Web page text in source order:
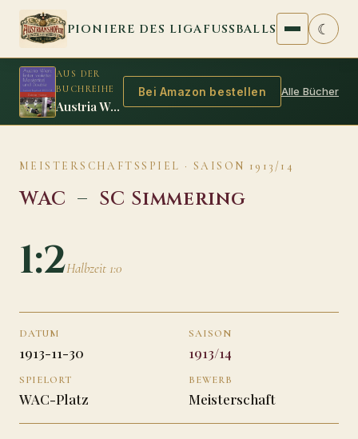
Zum Inhalt springen
PIONIERE DES LIGAFUSSBALLS ☾
AUS DER
BUCHREIHE
Austria Wien: Erster violetter Meistertitel und Double
Bei Amazon bestellen Alle Bücher
MEISTERSCHAFTSSPIEL · SAISON 1913/14
WAC – SC Simmering
1:2Halbzeit 1:0
DATUM
1913-11-30
SAISON
1913/14
SPIELORT
WAC-Platz
BEWERB
Meisterschaft